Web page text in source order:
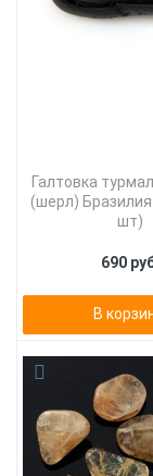
Галтовка
(шерл) Бразилия
шт)
690
В